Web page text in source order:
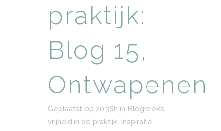
praktijk:
Blog 15,
Ontwapenen
Geplaatst op 20:36h in Blogreeks,
vrijheid in de praktijk, Inspiratie,